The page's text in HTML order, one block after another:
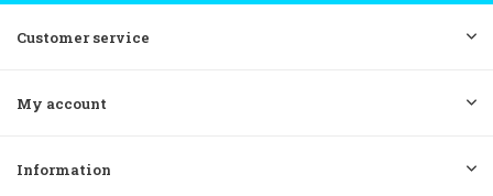
Customer service
My account
Information